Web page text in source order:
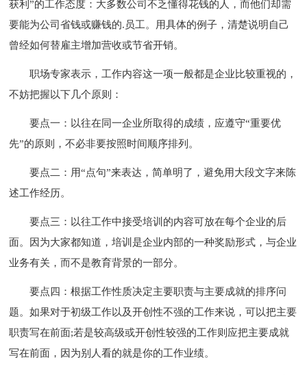
获利”的工作态度：大多数公司不乏懂得花钱的人，而他们却需
要能为公司省钱或赚钱的.员工。用具体的例子，清楚说明自己
曾经如何替雇主增加营收或节省开销。
职场专家表示，工作内容这一项一般都是企业比较重视的，
不妨把握以下几个原则：
要点一：以往在同一企业所取得的成绩，应遵守“重要优
先”的原则，不必非要按照时间顺序排列。
要点二：用“点句”来表达，简单明了，避免用大段文字来陈
述工作经历。
要点三：以往工作中接受培训的内容可放在每个企业的后
面。因为大家都知道，培训是企业内部的一种奖励形式，与企业
业务有关，而不是教育背景的一部分。
要点四：根据工作性质决定主要职责与主要成就的排序问
题。如果对于初级工作以及开创性不强的工作来说，可以把主要
职责写在前面;若是较高级或开创性较强的工作则应把主要成就
写在前面，因为别人看的就是你的工作业绩。